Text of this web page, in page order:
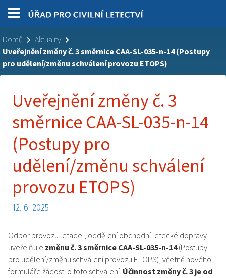
Domů
Aktuality
Uveřejnění změny č. 3 směrnice CAA-SL-035-n-14 (Postupy
pro udělení/změnu schválení provozu ETOPS)
Uveřejnění změny č. 3
směrnice CAA-SL-035-n-14
(Postupy pro
udělení/změnu schválení
provozu ETOPS)
12. 6. 2025
Odbor provozu letadel, oddělení obchodní letecké dopravy
uveřejňuje změnu č. 3 směrnice CAA-SL-035-n-14(Postupy
pro udělení/změnu schválení provozu ETOPS), včetně nového
formuláře žádosti o toto schválení. Účinnost změny č. 3 je od